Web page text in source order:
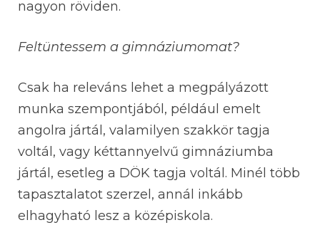
nagyon röviden.
Feltüntessem a gimnáziumomat?
Csak ha releváns lehet a megpályázott
munka szempontjából, például emelt
angolra jártál, valamilyen szakkör tagja
voltál, vagy kéttannyelvű gimnáziumba
jártál, esetleg a DÖK tagja voltál. Minél több
tapasztalatot szerzel, annál inkább
elhagyható lesz a középiskola.